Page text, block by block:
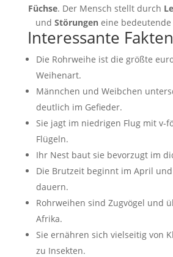
Füchse. Der Mensch stellt durch
und Störungeneine bedeutende
Interessante Fakten
Die Rohrweihe ist die größte
Weihenart.
Männchen und Weibchen
deutlich im Gefieder.
Sie jagt im niedrigen Flug mit v-
Flügeln.
Ihr Nest baut sie bevorzugt im
Die Brutzeit beginnt im April
dauern.
Rohrweihen sind Zugvögel und
Afrika.
Sie ernähren sich vielseitig von
zu Insekten.